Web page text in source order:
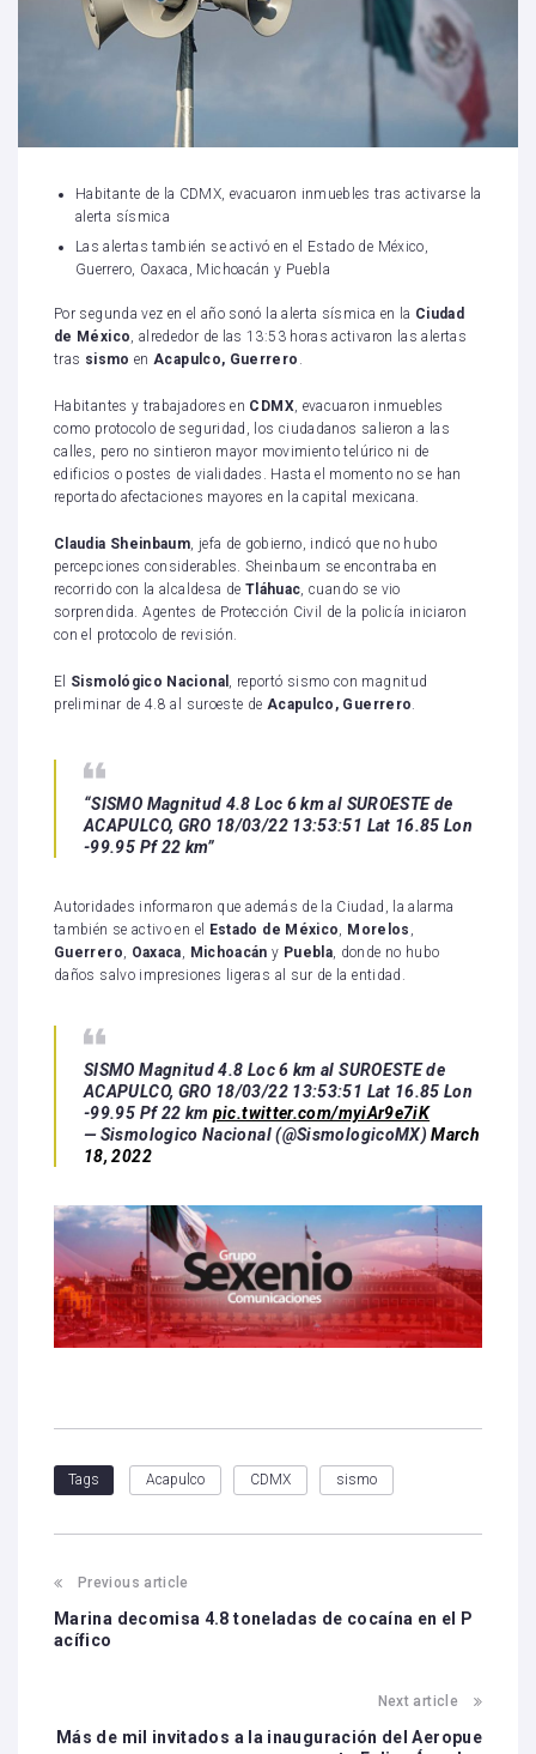
Habitante de la CDMX, evacuaron inmuebles tras activarse la
alerta sísmica
Las alertas también se activó en el Estado de México,
Guerrero, Oaxaca, Michoacán y Puebla
Por segunda vez en el año sonó la alerta sísmica en la Ciudad
de México, alrededor de las 13:53 horas activaron las alertas
tras sismo enAcapulco, Guerrero .
Habitantes y trabajadores en CDMX, evacuaron inmuebles
como protocolo de seguridad, los ciudadanos salieron a las
calles, pero no sintieron mayor movimiento telúrico ni de
edificios o postes de vialidades. Hasta el momento no se han
reportado afectaciones mayores en la capital mexicana.
Claudia Sheinbaum, jefa de gobierno, indicó que no hubo
percepciones considerables. Sheinbaum se encontraba en
recorrido con la alcaldesa de Tláhuac, cuando se vio
sorprendida. Agentes de Protección Civil de la policía iniciaron
con el protocolo de revisión.
El Sismológico Nacional , reportó sismo con magnitud
preliminar de 4.8 al suroeste de Acapulco, Guerrero.
“SISMO Magnitud 4.8 Loc 6 km al SUROESTE de
ACAPULCO, GRO 18/03/22 13:53:51 Lat 16.85 Lon
-99.95 Pf 22 km”
Autoridades informaron que además de la Ciudad, la alarma
también se activo en el Estado de México Morelos
Guerrero
Oaxaca Michoacán y Puebla , donde no hubo
daños salvo impresiones ligeras al sur de la entidad.
SISMO Magnitud 4.8 Loc 6 km al SUROESTE de
ACAPULCO, GRO 18/03/22 13:53:51 Lat 16.85 Lon
-99.95 Pf 22 km pic.twitter.com/myiAr9e7iK
— Sismologico Nacional (@SismologicoMX)March
18, 2022
Tags Acapulco CDMX sismo
Previous article
Marina decomisa 4.8 toneladas de cocaína en el P
acífico
Next article
Más de mil invitados a la inauguración del Aeropue